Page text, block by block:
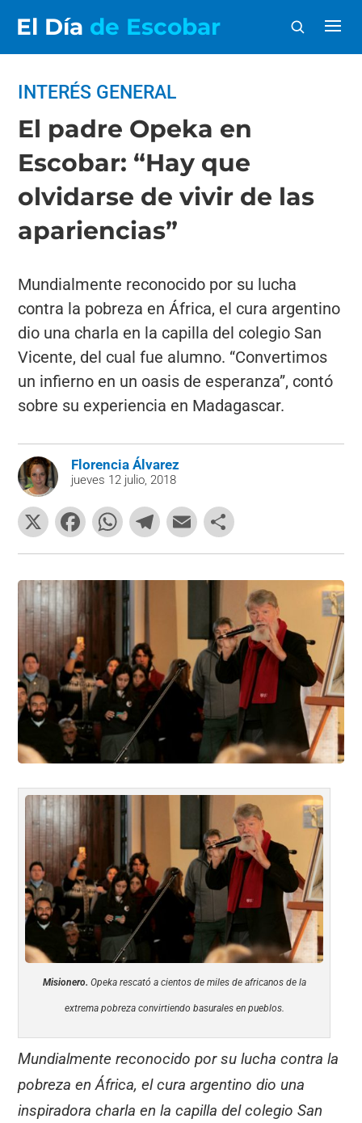
El Día de Escobar
INTERÉS GENERAL
El padre Opeka en
Escobar: “Hay que
olvidarse de vivir de las
apariencias”
Mundialmente reconocido por su lucha
contra la pobreza en África, el cura argentino
dio una charla en la capilla del colegio San
Vicente, del cual fue alumno. “Convertimos
un infierno en un oasis de esperanza”, contó
sobre su experiencia en Madagascar.
Florencia Álvarez
jueves 12 julio, 2018
X
F
a
c
e
b
o
o
k
W
h
at
s
A
p
p
T
el
e
m
E
m
ai
o
m
p
ar
tir
Misionero. Opeka rescató a cientos de miles de africanos de la
extrema pobreza convirtiendo basurales en pueblos.
Mundialmente reconocido por su lucha contra la
pobreza en África, el cura argentino dio una
inspiradora charla en la capilla del colegio San